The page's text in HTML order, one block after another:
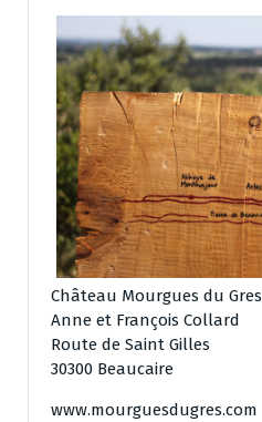
Château Mourgues du Gres
Anne et François Collard
Route de Saint Gilles
30300 Beaucaire
www.mourguesdugres.com